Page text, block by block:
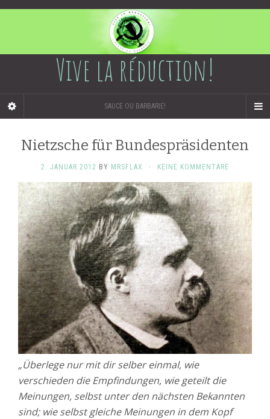
Vive la réduction!
SAUCE OU BARBARIE!
Nietzsche für Bundespräsidenten
2. JANUAR 2012 BY MRSFLAX · KEINE KOMMENTARE
„Überlege nur mit dir selber einmal, wie
verschieden die Empfindungen, wie geteilt die
Meinungen, selbst unter den nächsten Bekannten
sind; wie selbst gleiche Meinungen in dem Kopf